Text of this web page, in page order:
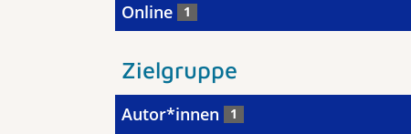
Online 1
Zielgruppe
Autor*innen 1